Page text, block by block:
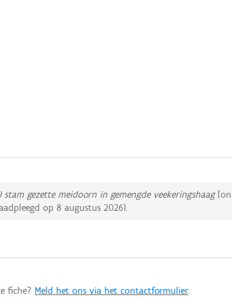
stam gezette meidoorn in gemengde veekeringshaag
op8 augustus 2026).
fiche? Meld het ons via het contactformulier.